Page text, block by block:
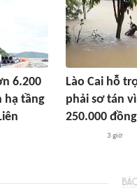
6.200
hạ tầng
Lào Cai hỗ
phải sơ tán
250.000
3 giờ